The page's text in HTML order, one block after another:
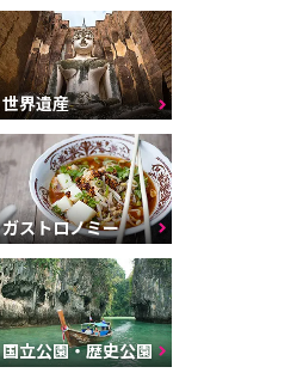
世界遺産
ガストロノミー
国立公園・歴史公園